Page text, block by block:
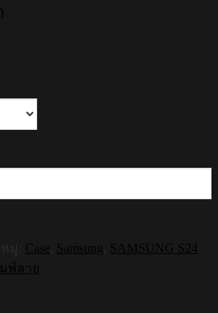
Case Samsung
SAMSUNG S24
มพ์ลาย